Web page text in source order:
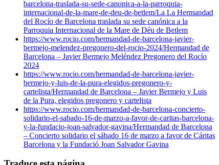
barcelona-traslada-su-sede-canonica-a-la-parroquia-
internacional-de-la-mare-de-deu-de-betlem/La La Hermandad
del Rocío de Barcelona traslada su sede canónica a la
Parroquia Internacional de la Mare de Déu de Betlem
https://www.rocio.com/hermandad-de-barcelona-javier-
bermejo-melendez-pregonero-del-rocio-2024/Hermandad de
Barcelona – Javier Bermejo Meléndez Pregonero del Rocío
2024
https://www.rocio.com/hermandad-de-barcelona-javier-
bermejo-y-luis-de-la-pura-elegidos-pregonero-y-
cartelista/Hermandad de Barcelona – Javier Bermejo y Luis
de la Pura, elegidos pregonero y cartelista
https://www.rocio.com/hermandad-de-barcelona-concierto-
solidario-el-sabado-16-de-marzo-a-favor-de-caritas-barcelona-
y-la-fundacio-joan-salvador-gavina/Hermandad de Barcelona
– Concierto solidario el sábado 16 de marzo a favor de Cáritas
Barcelona y la Fundació Joan Salvador Gavina